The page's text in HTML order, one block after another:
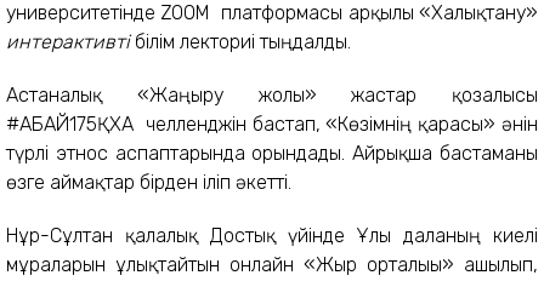
университетінде ZOOM платформасы арқылы «Халықтану»
интерактивтібілім лекториі тыңдалды.
Астаналық «Жаңғыру жолы» жастар қозғалысы
#АБАЙ175ҚХА челленджін бастап, «Көзімнің қарасы» әнін
түрлі этнос аспаптарында орындады. Айрықша бастаманы
өзге аймақтар бірден іліп әкетті.
Нұр-Сұлтан қалалық Достық үйінде Ұлы даланың киелі
мұраларын ұлықтайтын онлайн «Жыр орталығы» ашылып,